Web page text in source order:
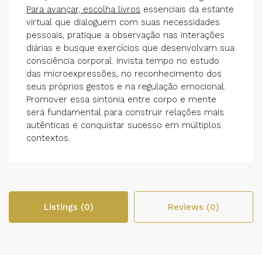
Para avançar, escolha livros essenciais da estante
virtual que dialoguem com suas necessidades
pessoais, pratique a observação nas interações
diárias e busque exercícios que desenvolvam sua
consciência corporal. Invista tempo no estudo
das microexpressões, no reconhecimento dos
seus próprios gestos e na regulação emocional.
Promover essa sintonia entre corpo e mente
será fundamental para construir relações mais
autênticas e conquistar sucesso em múltiplos
contextos.
Listings (0) Reviews (0)